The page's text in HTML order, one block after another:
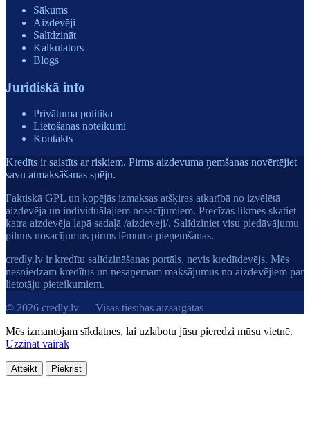
Sākums
Aizdevēji
Salīdzināt
Kalkulators
Blogs
Juridiskā info
Privātuma politika
Lietošanas noteikumi
Kontakts
Kredīts ir saistīts ar riskiem. Pirms aizdevuma ņemšanas novērtējiet
savu atmaksāšanas spēju.
Faktiskā GPL un kopējās izmaksas atšķiras atkarībā no izvēlētā
aizdevēja un individuālajiem nosacījumiem. Precīzas likmes skatiet
katra aizdevēja lapā sadaļā /aizdeveji/. Salīdziniet visu piedāvājumu
pilnus nosacījumus pirms lēmuma pieņemšanas.
credly.lv ir kredītu salīdzināšanas portāls, nevis kredītdevējs. Mēs
nesniedzam kredītus un nesaņemam maksājumus no aizdevējiem par
lietotāju pieteikumiem.
© 2026 credly.lv — Visas tiesības aizsargātas
Mēs izmantojam sīkdatnes, lai uzlabotu jūsu pieredzi mūsu vietnē.
Uzzināt vairāk
Atteikt Piekrist